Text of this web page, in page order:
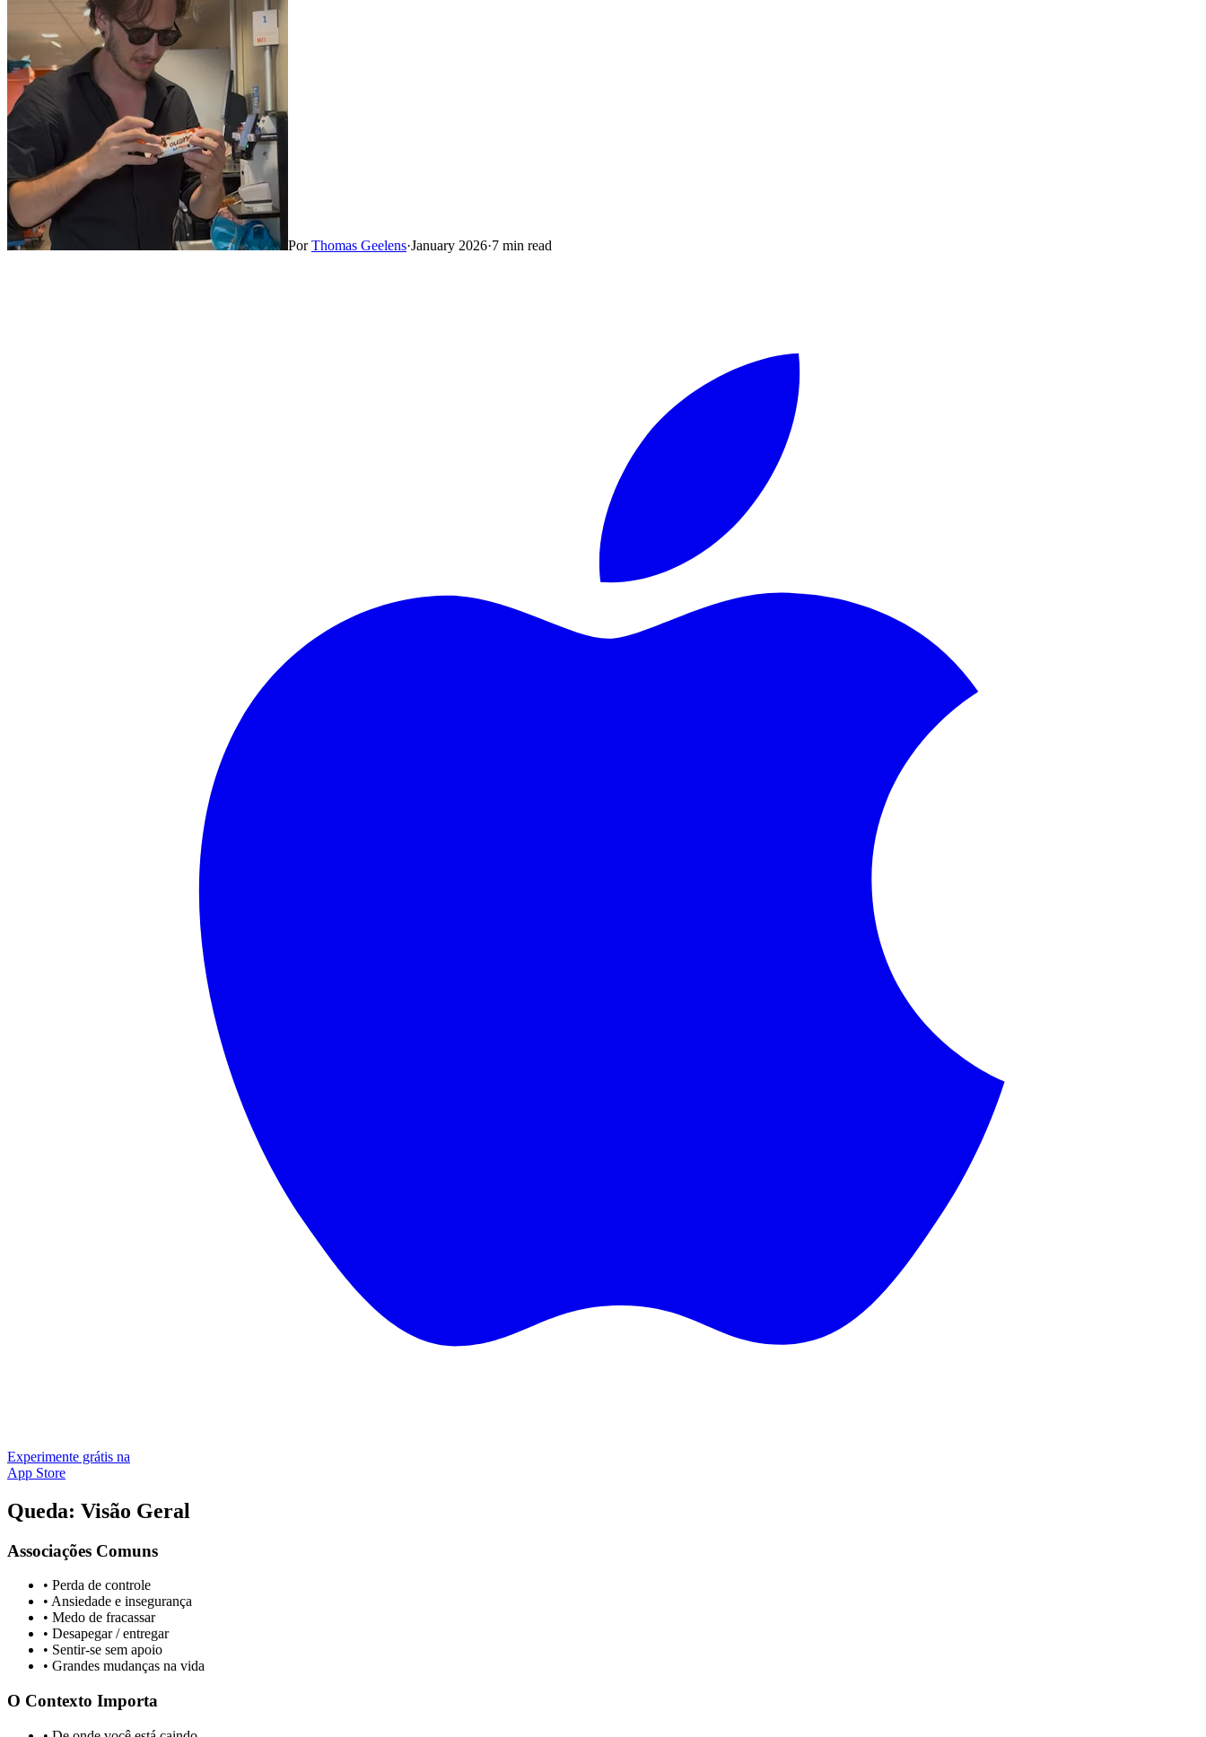
Por Thomas Geelens·January 2026·7 min read
Experimente grátis na
App Store
Queda: Visão Geral
Associações Comuns
• Perda de controle
• Ansiedade e insegurança
• Medo de fracassar
• Desapegar / entregar
• Sentir-se sem apoio
• Grandes mudanças na vida
O Contexto Importa